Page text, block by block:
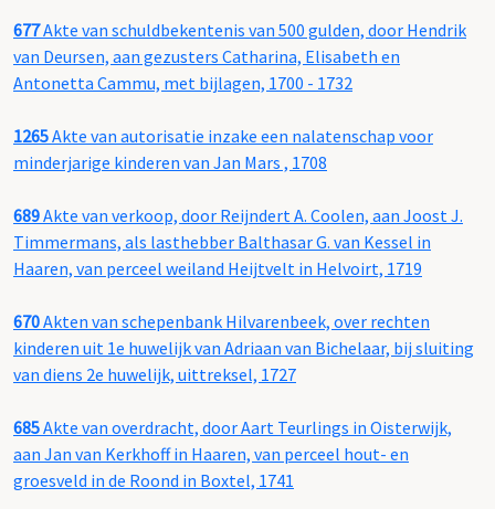
677Akte van schuldbekentenis van 500 gulden, door Hendrik
van Deursen, aan gezusters Catharina, Elisabeth en
Antonetta Cammu, met bijlagen, 1700 - 1732
1265Akte van autorisatie inzake een nalatenschap voor
minderjarige kinderen van Jan Mars , 1708
689Akte van verkoop, door Reijndert A. Coolen, aan Joost J.
Timmermans, als lasthebber Balthasar G. van Kessel in
Haaren, van perceel weiland Heijtvelt in Helvoirt, 1719
670Akten van schepenbank Hilvarenbeek, over rechten
kinderen uit 1e huwelijk van Adriaan van Bichelaar, bij sluiting
van diens 2e huwelijk, uittreksel, 1727
685Akte van overdracht, door Aart Teurlings in Oisterwijk,
aan Jan van Kerkhoff in Haaren, van perceel hout- en
groesveld in de Roond in Boxtel, 1741